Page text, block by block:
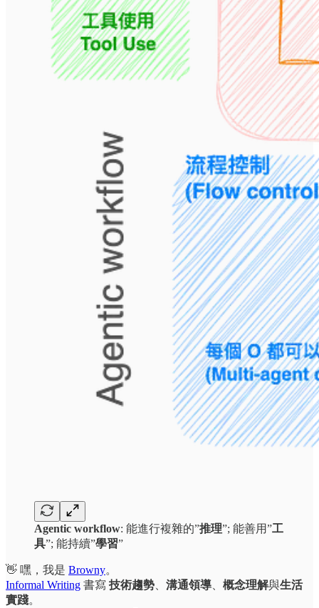
Agentic workflow: 能進行複雜的”推理”; 能善用”工
具”; 能持續”學習”
👋 嘿，我是 Browny。
Informal Writing 書寫 技術趨勢 溝通領導 概念理解與生活
實踐。